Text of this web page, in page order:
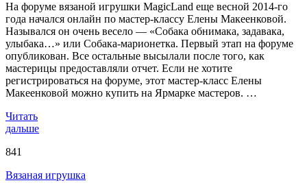
На форуме вязаной игрушки MagicLand еще весной 2014-го
года начался онлайн по мастер-классу Елены Макеенковой.
Назывался он очень весело — «Собака обнимака, задавака,
улыбака…» или Собака-марионетка. Первый этап на форуме
опубликован. Все остальные высылали после того, как
мастерицы предоставляли отчет. Если не хотите
регистрироваться на форуме, этот мастер-класс Елены
Макеенковой можно купить на Ярмарке мастеров. …
Читать
дальше
841
Вязаная игрушка